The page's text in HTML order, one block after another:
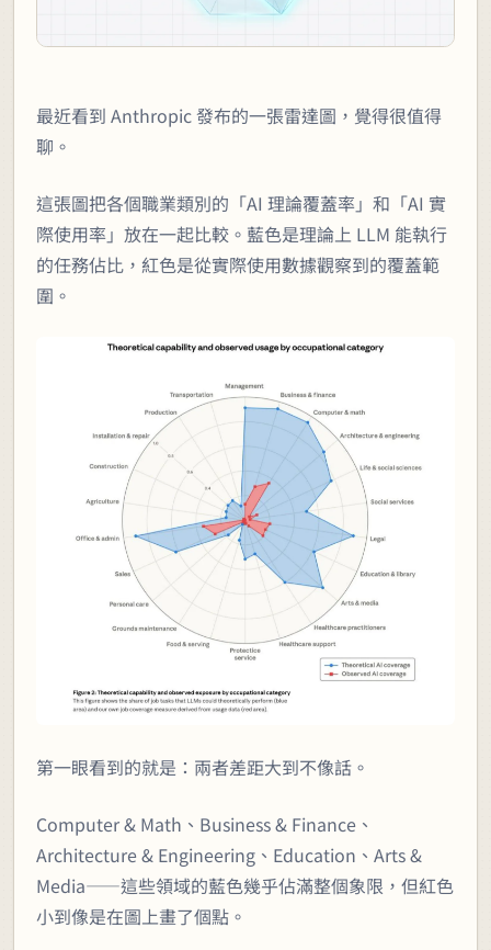
最近看到 Anthropic 發布的一張雷達圖，覺得很值得
聊。
這張圖把各個職業類別的「AI 理論覆蓋率」和「AI 實
際使用率」放在一起比較。藍色是理論上 LLM 能執行
的任務佔比，紅色是從實際使用數據觀察到的覆蓋範
圍。
第一眼看到的就是：兩者差距大到不像話。
Computer & Math、Business & Finance、
Architecture & Engineering、Education、Arts &
Media——這些領域的藍色幾乎佔滿整個象限，但紅色
小到像是在圖上畫了個點。